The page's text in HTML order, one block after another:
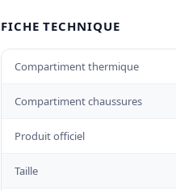
FICHE TECHNIQUE
Compartiment thermique
Compartiment chaussures
Produit officiel
Taille